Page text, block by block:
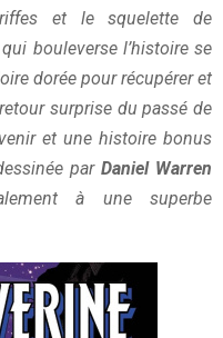
et le squelette de
bouleverse l’histoire se
dorée pour récupérer et
surprise du passé de
et une histoire bonus
par Daniel Warren
à une superbe